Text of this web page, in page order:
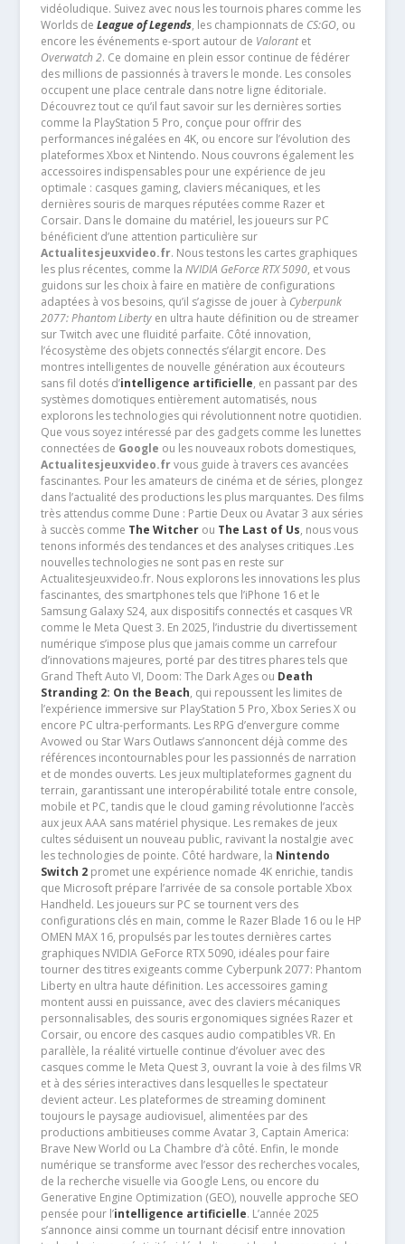
vidéoludique. Suivez avec nous les tournois phares comme les
Worlds de League of Legends, les championnats de CS:GO, ou
encore les événements e-sport autour de Valorantet
Overwatch 2. Ce domaine en plein essor continue de fédérer
des millions de passionnés à travers le monde. Les consoles
occupent une place centrale dans notre ligne éditoriale.
Découvrez tout ce qu’il faut savoir sur les dernières sorties
comme la PlayStation 5 Pro, conçue pour offrir des
performances inégalées en 4K, ou encore sur l’évolution des
plateformes Xbox et Nintendo. Nous couvrons également les
accessoires indispensables pour une expérience de jeu
optimale : casques gaming, claviers mécaniques, et les
dernières souris de marques réputées comme Razer et
Corsair. Dans le domaine du matériel, les joueurs sur PC
bénéficient d’une attention particulière sur
Actualitesjeuxvideo.fr. Nous testons les cartes graphiques
les plus récentes, comme la NVIDIA GeForce RTX 5090, et vous
guidons sur les choix à faire en matière de configurations
adaptées à vos besoins, qu’il s’agisse de jouer à Cyberpunk
2077: Phantom Libertyen ultra haute définition ou de streamer
sur Twitch avec une fluidité parfaite. Côté innovation,
l’écosystème des objets connectés s’élargit encore. Des
montres intelligentes de nouvelle génération aux écouteurs
sans fil dotés d’intelligence artificielle, en passant par des
systèmes domotiques entièrement automatisés, nous
explorons les technologies qui révolutionnent notre quotidien.
Que vous soyez intéressé par des gadgets comme les lunettes
connectées de Google ou les nouveaux robots domestiques,
Actualitesjeuxvideo.frvous guide à travers ces avancées
fascinantes. Pour les amateurs de cinéma et de séries, plongez
dans l’actualité des productions les plus marquantes. Des films
très attendus comme Dune : Partie Deux ou Avatar 3 aux séries
à succès comme The Witcherou The Last of Us, nous vous
tenons informés des tendances et des analyses critiques .Les
nouvelles technologies ne sont pas en reste sur
Actualitesjeuxvideo.fr. Nous explorons les innovations les plus
fascinantes, des smartphones tels que l’iPhone 16 et le
Samsung Galaxy S24, aux dispositifs connectés et casques VR
comme le Meta Quest 3. En 2025, l’industrie du divertissement
numérique s’impose plus que jamais comme un carrefour
d’innovations majeures, porté par des titres phares tels que
Grand Theft Auto VI, Doom: The Dark Ages ou Death
Stranding 2: On the Beach, qui repoussent les limites de
l’expérience immersive sur PlayStation 5 Pro, Xbox Series X ou
encore PC ultra-performants. Les RPG d’envergure comme
Avowed ou Star Wars Outlaws s’annoncent déjà comme des
références incontournables pour les passionnés de narration
et de mondes ouverts. Les jeux multiplateformes gagnent du
terrain, garantissant une interopérabilité totale entre console,
mobile et PC, tandis que le cloud gaming révolutionne l’accès
aux jeux AAA sans matériel physique. Les remakes de jeux
cultes séduisent un nouveau public, ravivant la nostalgie avec
les technologies de pointe. Côté hardware, la Nintendo
Switch 2promet une expérience nomade 4K enrichie, tandis
que Microsoft prépare l’arrivée de sa console portable Xbox
Handheld. Les joueurs sur PC se tournent vers des
configurations clés en main, comme le Razer Blade 16 ou le HP
OMEN MAX 16, propulsés par les toutes dernières cartes
graphiques NVIDIA GeForce RTX 5090, idéales pour faire
tourner des titres exigeants comme Cyberpunk 2077: Phantom
Liberty en ultra haute définition. Les accessoires gaming
montent aussi en puissance, avec des claviers mécaniques
personnalisables, des souris ergonomiques signées Razer et
Corsair, ou encore des casques audio compatibles VR. En
parallèle, la réalité virtuelle continue d’évoluer avec des
casques comme le Meta Quest 3, ouvrant la voie à des films VR
et à des séries interactives dans lesquelles le spectateur
devient acteur. Les plateformes de streaming dominent
toujours le paysage audiovisuel, alimentées par des
productions ambitieuses comme Avatar 3, Captain America:
Brave New World ou La Chambre d’à côté. Enfin, le monde
numérique se transforme avec l’essor des recherches vocales,
de la recherche visuelle via Google Lens, ou encore du
Generative Engine Optimization (GEO), nouvelle approche SEO
pensée pour l’intelligence artificielle. L’année 2025
s’annonce ainsi comme un tournant décisif entre innovation